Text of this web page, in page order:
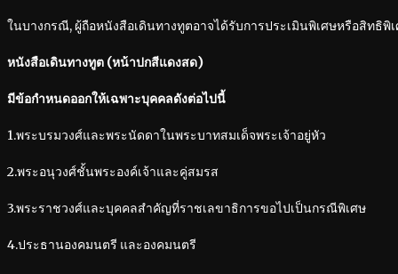
ในบางกรณี, ผู้ถือหนังสือเดินทางทูตอาจได้รับการประเมินพิเศษหรือสิทธิพิ
หนังสือเดินทางทูต (หน้าปกสีแดงสด)
มีข้อกำหนดออกให้เฉพาะบุคคลดังต่อไปนี้
1.พระบรมวงศ์และพระนัดดาในพระบาทสมเด็จพระเจ้าอยู่หัว
2.พระอนุวงศ์ชั้นพระองค์เจ้าและคู่สมรส
3.พระราชวงศ์และบุคคลสำคัญที่ราชเลขาธิการขอไปเป็นกรณีพิเศษ
4.ประธานองคมนตรี และองคมนตรี